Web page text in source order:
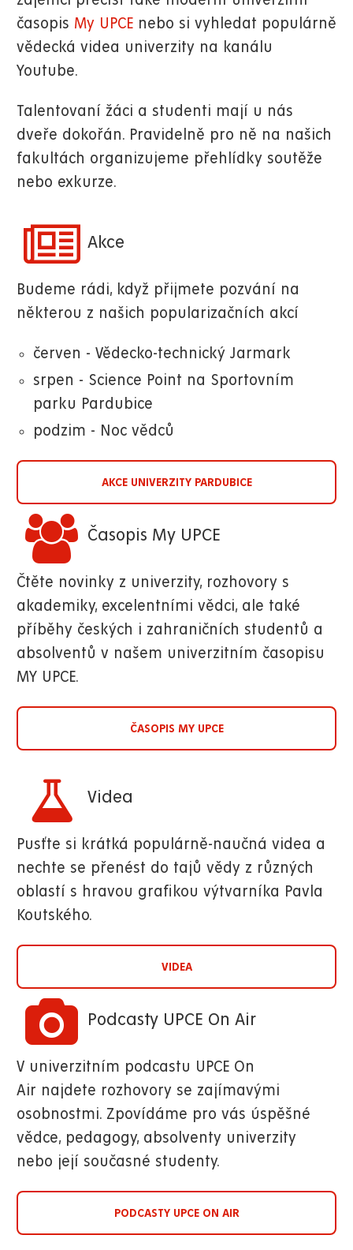
časopis My UPCE nebo si vyhledat populárně
vědecká videa univerzity na kanálu
Youtube.
Talentovaní žáci a studenti mají u nás
dveře dokořán. Pravidelně pro ně na našich
fakultách organizujeme přehlídky soutěže
nebo exkurze.
Akce
Budeme rádi, když přijmete pozvání na
některou z našich popularizačních akcí
červen - Vědecko-technický Jarmark
srpen - Science Point na Sportovním
parku Pardubice
podzim - Noc vědců
AKCE UNIVERZITY PARDUBICE
Časopis My UPCE
Čtěte novinky z univerzity, rozhovory s
akademiky, excelentními vědci, ale také
příběhy českých i zahraničních studentů a
absolventů v našem univerzitním časopisu
MY UPCE.
ČASOPIS MY UPCE
Videa
Pusťte si krátká populárně-naučná videa a
nechte se přenést do tajů vědy z různých
oblastí s hravou grafikou výtvarníka Pavla
Koutského.
VIDEA
Podcasty UPCE On Air
V univerzitním podcastu UPCE On
Air najdete rozhovory se zajímavými
osobnostmi. Zpovídáme pro vás úspěšné
vědce, pedagogy, absolventy univerzity
nebo její současné studenty.
PODCASTY UPCE ON AIR